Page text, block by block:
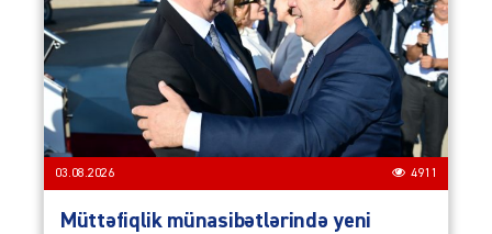
03.08.2026 4911
Müttəfiqlik münasibətlərində yeni